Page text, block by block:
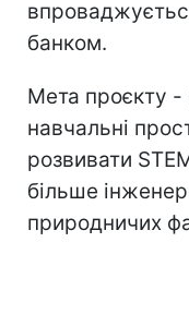
банком.
Мета проєкту -
навчальні
розвивати
більше
природничих